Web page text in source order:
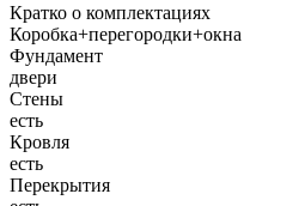
Кратко о комплектациях
Коробка+перегородки+окна
Фундамент
двери
Стены
есть
Кровля
есть
Перекрытия